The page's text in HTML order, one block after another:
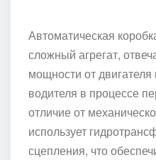
Автоматическая
сложный агрегат,
мощности от двигателя
водителя в процессе
отличие от
использует
сцепления, что